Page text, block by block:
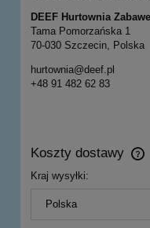
DEEF Hurtownia
Tama Pomorzańska 1
70-030 Szczecin, Polska
hurtownia@deef.pl
+48 91 482 62 83
Koszty dostawy
Cena nie zawiera
Kraj wysyłki: